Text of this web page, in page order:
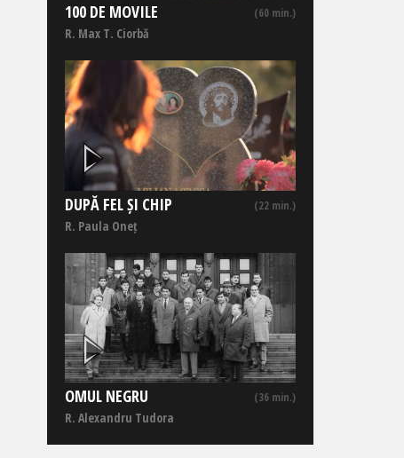
100 DE MOVILE (60 min.)
R. Max T. Ciorbă
DUPĂ FEL ȘI CHIP (22 min.)
R. Paula Oneț
OMUL NEGRU (36 min.)
R. Alexandru Tudora